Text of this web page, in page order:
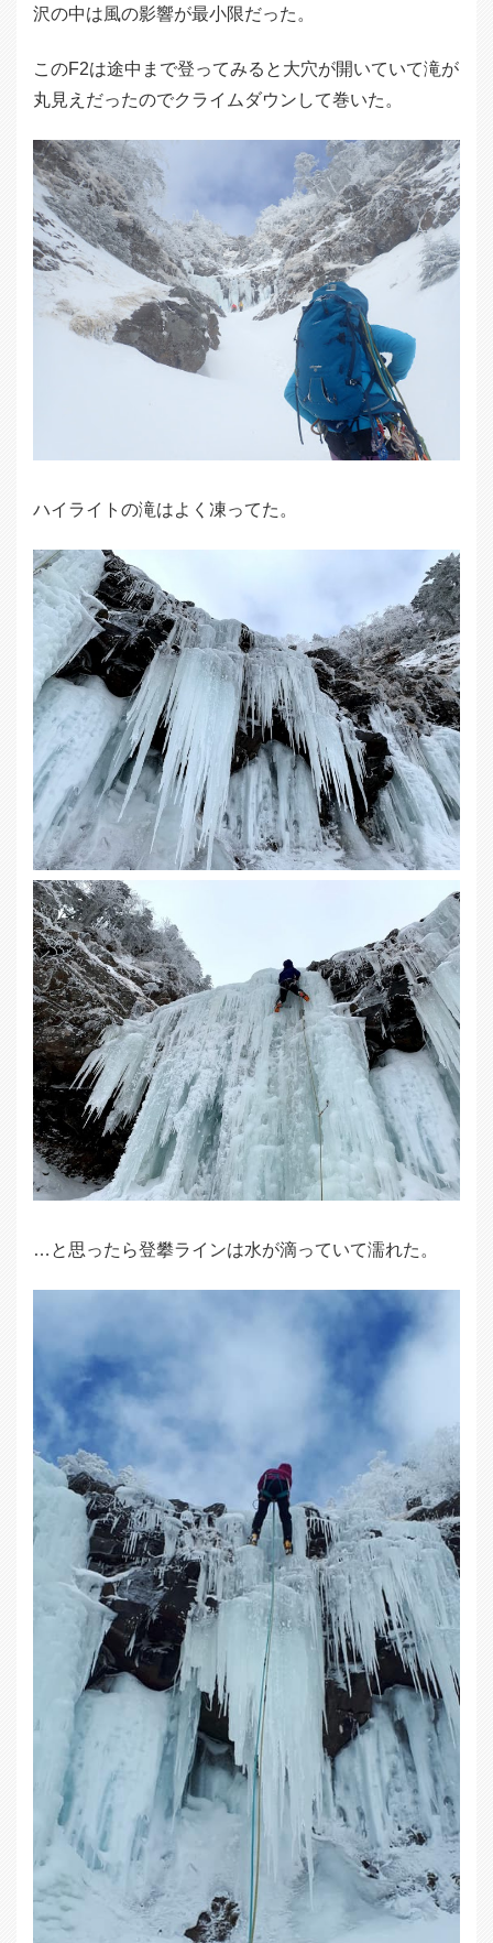
沢の中は風の影響が最小限だった。
このF2は途中まで登ってみると大穴が開いていて滝が
丸見えだったのでクライムダウンして巻いた。
ハイライトの滝はよく凍ってた。
…と思ったら登攀ラインは水が滴っていて濡れた。